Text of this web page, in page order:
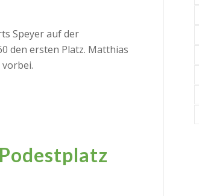
Speyer auf der
den ersten Platz. Matthias